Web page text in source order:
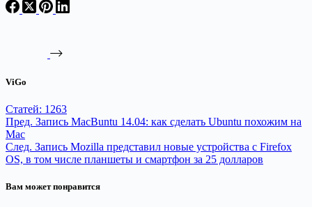
ViGo
Статей: 1263
Пред. Запись MacBuntu 14.04: как сделать Ubuntu похожим на
Mac
След. Запись Mozilla представил новые устройства c Firefox
OS, в том числе планшеты и смартфон за 25 долларов
Вам может понравится